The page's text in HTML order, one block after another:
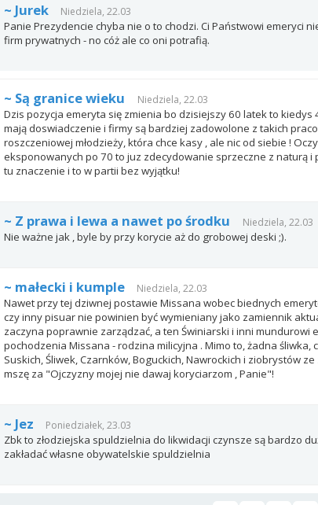
~ Jurek Niedziela, 22.03
Panie Prezydencie chyba nie o to chodzi. Ci Państwowi emeryci
firm prywatnych - no cóż ale co oni potrafią.
~ Są granice wieku Niedziela, 22.03
Dzis pozycja emeryta się zmienia bo dzisiejszy 60 latek to kiedys
mają doswiadczenie i firmy są bardziej zadowolone z takich
roszczeniowej młodzieży, która chce kasy , ale nic od siebie !
eksponowanych po 70 to juz zdecydowanie sprzeczne z naturą i
tu znaczenie i to w partii bez wyjątku!
~ Z prawa i lewa a nawet po środku Niedziela, 22.03
Nie ważne jak , byle by przy korycie aż do grobowej deski ;).
~ małecki i kumple Niedziela, 22.03
Nawet przy tej dziwnej postawie Missana wobec biednych
czy inny pisuar nie powinien być wymieniany jako zamiennik
zaczyna poprawnie zarządzać, a ten Świniarski i inni mundurowi
pochodzenia Missana - rodzina milicyjna . Mimo to, żadna śliwka,
Suskich, Śliwek, Czarnków, Boguckich, Nawrockich i ziobrystów
mszę za "Ojczyzny mojej nie dawaj koryciarzom , Panie"!
~ Jez Poniedziałek, 23.03
Zbk to złodziejska spuldzielnia do likwidacji czynsze są bardzo
zakładać własne obywatelskie spuldzielnia